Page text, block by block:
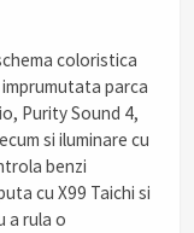
coloristica
parca
Purity Sound 4,
si iluminare cu
benzi
cu X99 Taichi si
a rula o